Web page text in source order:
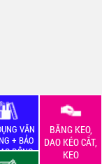
VĂN
+ BẢO
ĐỘNG
BĂNG KEO,
DAO KÉO CẮT,
KEO